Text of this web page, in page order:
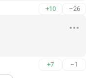
+10 –26
+7 –1